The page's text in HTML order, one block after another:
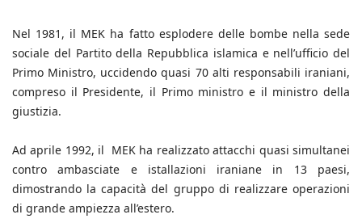
Nel 1981, il MEK ha fatto esplodere delle bombe nella sede
sociale del Partito della Repubblica islamica e nell’ufficio del
Primo Ministro, uccidendo quasi 70 alti responsabili iraniani,
compreso il Presidente, il Primo ministro e il ministro della
giustizia.
Ad aprile 1992, il MEK ha realizzato attacchi quasi simultanei
contro ambasciate e istallazioni iraniane in 13 paesi,
dimostrando la capacità del gruppo di realizzare operazioni
di grande ampiezza all’estero.